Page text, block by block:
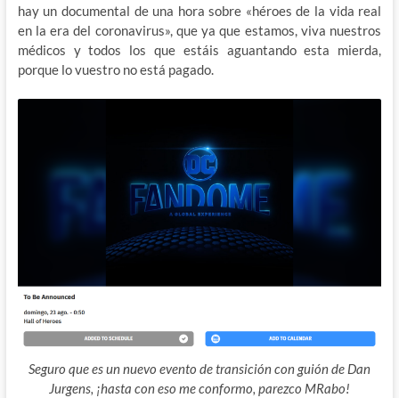
hay un documental de una hora sobre «héroes de la vida real
en la era del coronavirus», que ya que estamos, viva nuestros
médicos y todos los que estáis aguantando esta mierda,
porque lo vuestro no está pagado.
Seguro que es un nuevo evento de transición con guión de Dan
Jurgens, ¡hasta con eso me conformo, parezco MRabo!